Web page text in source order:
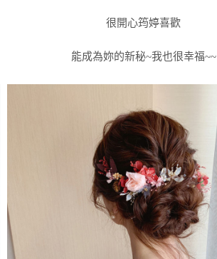
很開心筠婷喜歡
能成為妳的新秘~我也很幸福~~